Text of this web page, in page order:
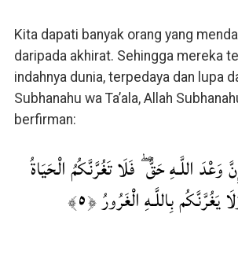
Kita dapati banyak orang yang
daripada akhirat. Sehingga mereka
indahnya dunia, terpedaya dan lupa
Subhanahu wa Ta’ala, Allah
berfirman:
وَعْدَ اللَّـهِ حَقٌّ ۖ فَلَا تَغُرَّنَّكُمُ الْحَيَاةُ
يَغُرَّنَّكُم بِاللَّـهِ الْغَرُورُ ﴿٥﴾